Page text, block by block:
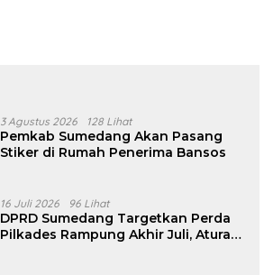
3 Agustus 2026 128 Lihat
Pemkab Sumedang Akan Pasang
Stiker di Rumah Penerima Bansos
16 Juli 2026 96 Lihat
DPRD Sumedang Targetkan Perda
Pilkades Rampung Akhir Juli, Aturan